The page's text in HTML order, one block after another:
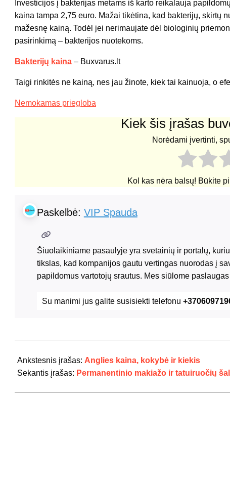
Investicijos į bakterijas metams iš karto reikalauja
kaina tampa 2,75 euro. Mažai tikėtina, kad bakterijų, skirtų
mažesnę kainą. Todėl jei nerimaujate dėl biologinių
pasirinkimą – bakterijos nuotekoms.
Bakterijų kaina – Buxvarus.lt
Taigi rinkitės ne kainą, nes jau žinote, kiek tai kainuoja, o
Nemokamas priegloba
Kiek šis įrašas
Norėdami įvertinti,
Kol kas nėra balsų! Būkite
Paskelbė: VIP Spauda
Šiuolaikiniame pasaulyje yra svetainių ir portalų,
tikslas, kad kompanijos gautu vertingas nuorodas į
papildomus vartotojų srautus. Mes siūlome
Su manimi jus galite susisiekti telefonu
07-
21
Ankstesnis įrašas: Anglies kaina, kokybė ir kiekis
Sekantis įrašas: Permanentinio makiažo ir tatuiruočių